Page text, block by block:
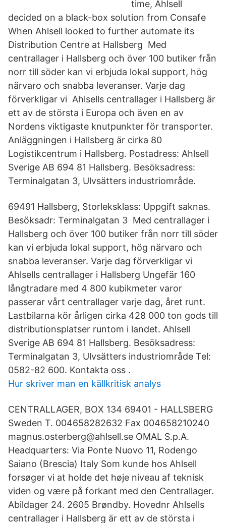
time, Ahlsell
decided on a black-box solution from Consafe
When Ahlsell looked to further automate its
Distribution Centre at Hallsberg Med
centrallager i Hallsberg och över 100 butiker från
norr till söder kan vi erbjuda lokal support, hög
närvaro och snabba leveranser. Varje dag
förverkligar vi Ahlsells centrallager i Hallsberg är
ett av de största i Europa och även en av
Nordens viktigaste knutpunkter för transporter.
Anläggningen i Hallsberg är cirka 80
Logistikcentrum i Hallsberg. Postadress: Ahlsell
Sverige AB 694 81 Hallsberg. Besöksadress:
Terminalgatan 3, Ulvsätters industriområde.
69491 Hallsberg, Storleksklass: Uppgift saknas.
Besöksadr: Terminalgatan 3 Med centrallager i
Hallsberg och över 100 butiker från norr till söder
kan vi erbjuda lokal support, hög närvaro och
snabba leveranser. Varje dag förverkligar vi
Ahlsells centrallager i Hallsberg Ungefär 160
långtradare med 4 800 kubikmeter varor
passerar vårt centrallager varje dag, året runt.
Lastbilarna kör årligen cirka 428 000 ton gods till
distributionsplatser runtom i landet. Ahlsell
Sverige AB 694 81 Hallsberg. Besöksadress:
Terminalgatan 3, Ulvsätters industriområde Tel:
0582-82 600. Kontakta oss .
Hur skriver man en källkritisk analys
CENTRALLAGER, BOX 134 69401 - HALLSBERG
Sweden T. 004658282632 Fax 004658210240
magnus.osterberg@ahlsell.se OMAL S.p.A.
Headquarters: Via Ponte Nuovo 11, Rodengo
Saiano (Brescia) Italy Som kunde hos Ahlsell
forsøger vi at holde det høje niveau af teknisk
viden og være på forkant med den Centrallager.
Abildager 24. 2605 Brøndby. Hovednr Ahlsells
centrallager i Hallsberg är ett av de största i